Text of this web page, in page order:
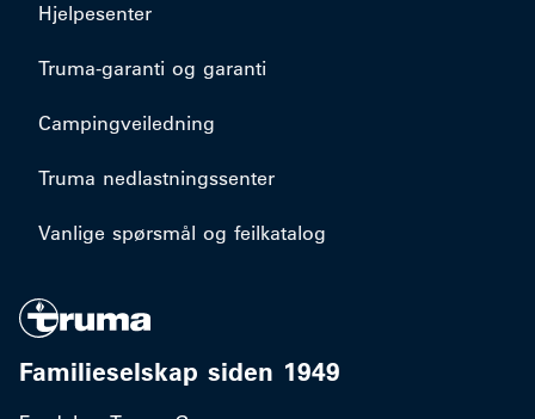
Hjelpesenter
Truma-garanti og garanti
Campingveiledning
Truma nedlastningssenter
Vanlige spørsmål og feilkatalog
Familieselskap siden 1949